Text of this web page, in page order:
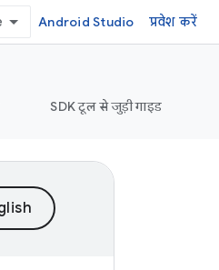
Android Studio प्रवेश करें
SDK टूल से जुड़ी गाइड